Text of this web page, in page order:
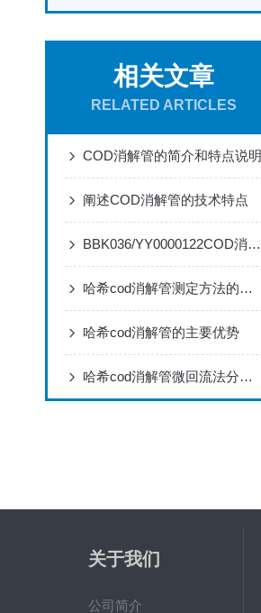
相关文章
RELATED ARTICLES
COD消解管的简介和特点说明
阐述COD消解管的技术特点
BBK036/YY0000122COD消解管的主要优势
哈希cod消解管测定方法的三个步骤
哈希cod消解管的主要优势
哈希cod消解管微回流法分析步骤
关于我们
公司简介